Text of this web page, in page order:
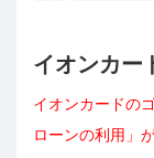
イオンカー
イオンカードの
ローンの利用」